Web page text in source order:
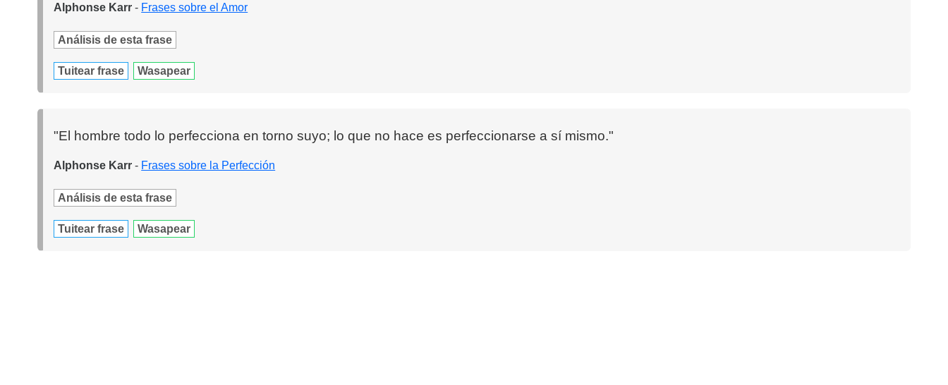
Alphonse Karr - Frases sobre el Amor
Análisis de esta frase
Tuitear frase Wasapear
"El hombre todo lo perfecciona en torno suyo; lo que no hace es perfeccionarse a sí mismo."
Alphonse Karr - Frases sobre la Perfección
Análisis de esta frase
Tuitear frase Wasapear